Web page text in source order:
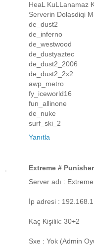
HeaL KuLLanamaz
Serverin Dolasdiqi
de_dust2
de_inferno
de_westwood
de_dustyaztec
de_dust2_2006
de_dust2_2x2
awp_metro
fy_iceworld16
fun_allinone
de_nuke
surf_ski_2
Yanıtla
Extreme #
Server adı :
İp adresi :
Kaç Kişilik: 30+2
Sxe : Yok (Admin